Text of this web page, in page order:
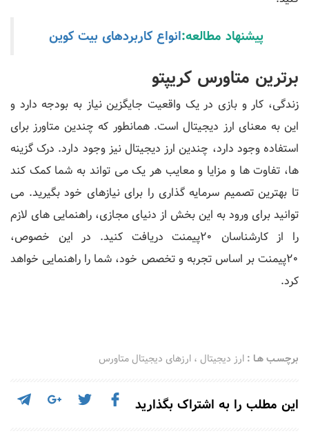
پیشنهاد مطالعه:انواع کاربردهای بیت کوین
برترین متاورس کریپتو
زندگی، کار و بازی در یک واقعیت جایگزین نیاز به بودجه دارد و
این به معنای ارز دیجیتال است. همانطور که چندین متاورز برای
استفاده وجود دارد، چندین ارز دیجیتال نیز وجود دارد. درک گزینه
ها، تفاوت ها و مزایا و معایب هر یک می تواند به شما کمک کند
تا بهترین تصمیم سرمایه گذاری را برای نیازهای خود بگیرید. می
توانید برای ورود به این بخش از دنیای مجازی، راهنمایی های لازم
را از کارشناسان 20پیمنت دریافت کنید. در این خصوص،
20پیمنت بر اساس تجربه و تخصص خود، شما را راهنمایی خواهد
کرد.
برچسـب هـا : ارز دیجیتال ، ارزهای دیجیتال متاورس
این مطلب را به اشتراک بگذارید